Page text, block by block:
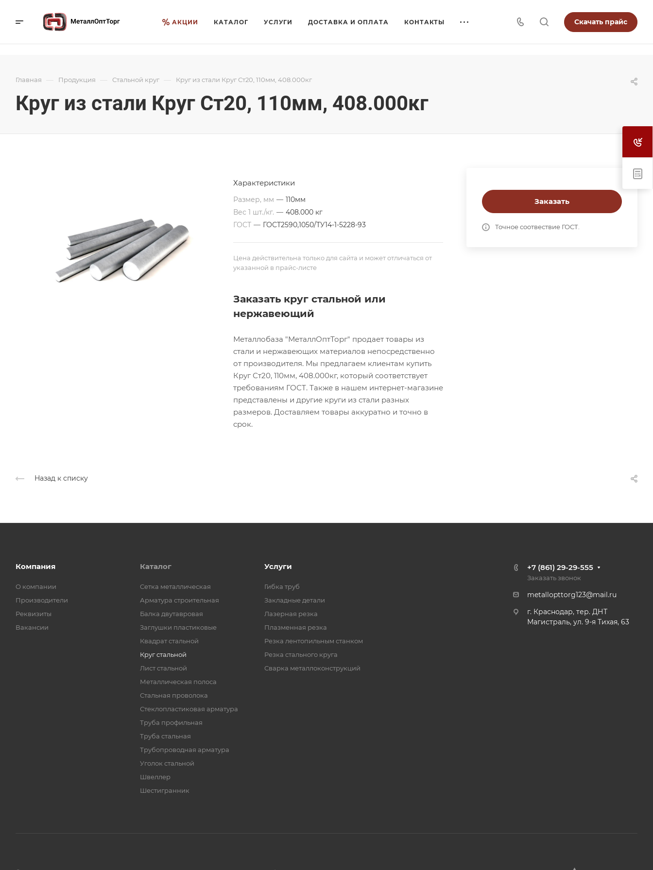
АКЦИИ КАТАЛОГ УСЛУГИ ДОСТАВКА И ОПЛАТА КОНТАКТЫ Скачать прайс
Главная — Продукция — Стальной круг — Круг из стали Круг Ст20, 110мм, 408.000кг
Круг из стали Круг Ст20, 110мм, 408.000кг
Заказать
Точное соотвествие ГОСТ.
Характеристики
Размер, мм — 110мм
Вес 1 шт./кг. — 408.000 кг
ГОСТ — ГОСТ2590,1050/ТУ14-1-5228-93
Цена действительна только для сайта и может отличаться от
указанной в прайс-листе
Заказать круг стальной или
нержавеющий
Металлобаза "МеталлОптТорг" продает товары из
стали и нержавеющих материалов непосредственно
от производителя. Мы предлагаем клиентам купить
Круг Ст20, 110мм, 408.000кг, который соответствует
требованиям ГОСТ. Также в нашем интернет-магазине
представлены и другие круги из стали разных
размеров. Доставляем товары аккуратно и точно в
срок.
Назад к списку
Компания
О компании
Производители
Реквизиты
Вакансии
Каталог
Cетка металлическая
Арматура строительная
Балка двутавровая
Заглушки пластиковые
Квадрат стальной
Круг стальной
Лист стальной
Металлическая полоса
Стальная проволока
Стеклопластиковая арматура
Труба профильная
Труба стальная
Трубопроводная арматура
Уголок стальной
Швеллер
Шестигранник
Услуги
Гибка труб
Закладные детали
Лазерная резка
Плазменная резка
Резка лентопильным станком
Резка стального круга
Сварка металлоконструкций
+7 (861) 29-29-555
Заказать звонок
metallopttorg123@mail.ru
г. Краснодар, тер. ДНТ
Магистраль, ул. 9-я Тихая, 63